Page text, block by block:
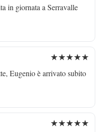
in giornata a Serravalle
★★★★★
Eugenio è arrivato subito
★★★★★